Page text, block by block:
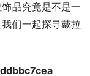
品究竟是不是一
们一起探寻戴拉